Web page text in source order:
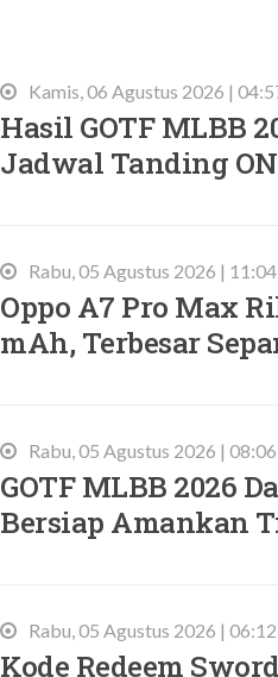
Kamis, 06 Agustus 2026 |
Hasil GOTF MLBB
Jadwal Tanding
Rabu, 05 Agustus 2026 |
Oppo A7 Pro Max
mAh, Terbesar
Rabu, 05 Agustus 2026 |
GOTF MLBB 2026
Bersiap Amankan
Rabu, 05 Agustus 2026 |
Kode Redeem